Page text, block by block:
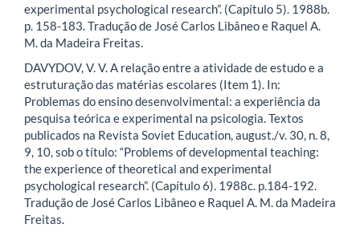
experimental psychological research”. (Capítulo 5). 1988b.
p. 158-183. Tradução de José Carlos Libâneo e Raquel A.
M. da Madeira Freitas.
DAVYDOV, V. V. A relação entre a atividade de estudo e a
estruturação das matérias escolares (Item 1). In:
Problemas do ensino desenvolvimental: a experiência da
pesquisa teórica e experimental na psicologia. Textos
publicados na Revista Soviet Education, august./v. 30, n. 8,
9, 10, sob o título: “Problems of developmental teaching:
the experience of theoretical and experimental
psychological research”. (Capítulo 6). 1988c. p.184-192.
Tradução de José Carlos Libâneo e Raquel A. M. da Madeira
Freitas.